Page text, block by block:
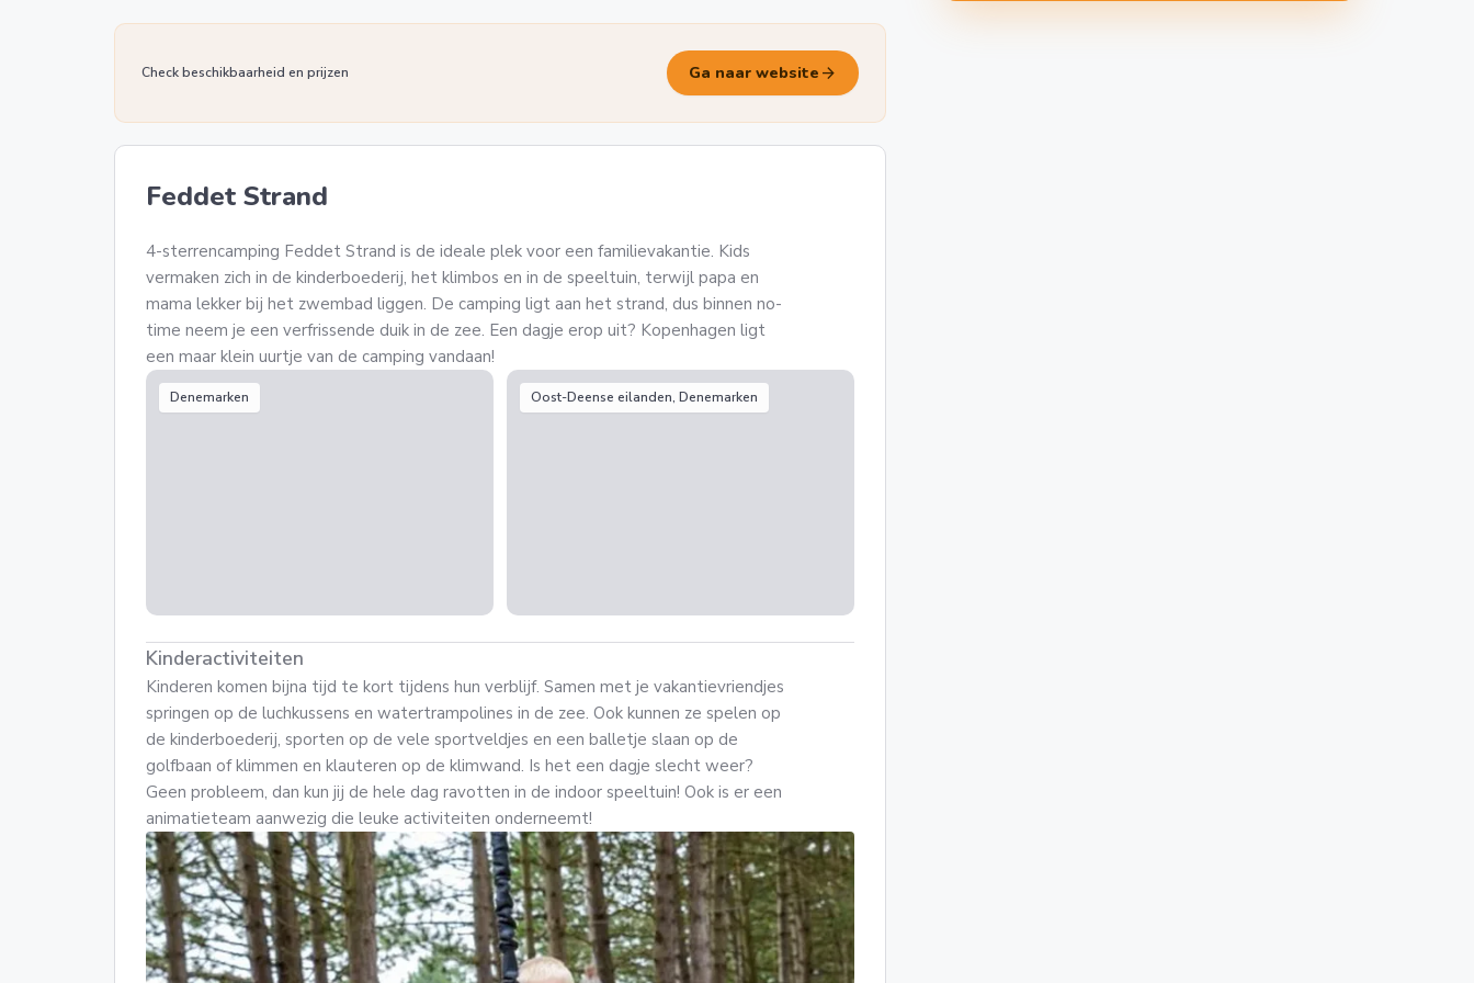
Check beschikbaarheid en prijzen Ga naar website arrow_forward
Feddet Strand
4-sterrencamping Feddet Strand is de ideale plek voor een familievakantie. Kids
vermaken zich in de kinderboederij, het klimbos en in de speeltuin, terwijl papa en
mama lekker bij het zwembad liggen. De camping ligt aan het strand, dus binnen no-
time neem je een verfrissende duik in de zee. Een dagje erop uit? Kopenhagen ligt
een maar klein uurtje van de camping vandaan!
Denemarken Oost-Deense eilanden, Denemarken
Kinderactiviteiten
Kinderen komen bijna tijd te kort tijdens hun verblijf. Samen met je vakantievriendjes
springen op de luchkussens en watertrampolines in de zee. Ook kunnen ze spelen op
de kinderboederij, sporten op de vele sportveldjes en een balletje slaan op de
golfbaan of klimmen en klauteren op de klimwand. Is het een dagje slecht weer?
Geen probleem, dan kun jij de hele dag ravotten in de indoor speeltuin! Ook is er een
animatieteam aanwezig die leuke activiteiten onderneemt!